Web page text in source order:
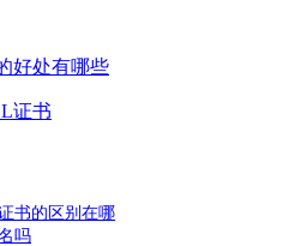
好处有哪些
证书
书的区别在哪
吗